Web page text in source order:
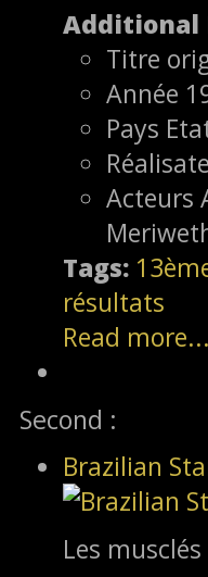
Additional
Titre
Année
Pays
Acteurs
Tags:
résultats
Read more...
Second :
Brazilian
Les